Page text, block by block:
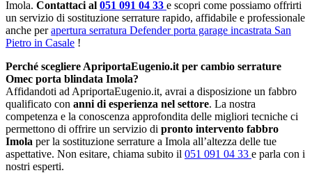
Imola. Contattaci al 051 091 04 33 e scopri come possiamo offrirti
un servizio di sostituzione serrature rapido, affidabile e professionale
anche perapertura serratura Defender porta garage incastrata San
Pietro in Casale !
Perché scegliere ApriportaEugenio.it per cambio serrature
Omec porta blindata Imola?
Affidandoti ad ApriportaEugenio.it, avrai a disposizione un fabbro
qualificato con anni di esperienza nel settore. La nostra
competenza e la conoscenza approfondita delle migliori tecniche ci
permettono di offrire un servizio di pronto intervento fabbro
Imola per la sostituzione serrature a Imola all’altezza delle tue
aspettative. Non esitare, chiama subito il 051 091 04 33 e parla con i
nostri esperti.